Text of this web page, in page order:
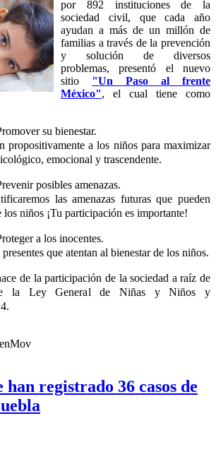
por 892 instituciones de la
sociedad civil, que cada año
ayudan a más de un millón de
familias a través de la prevención
y solución de diversos
problemas, presentó el nuevo
sitio "Un Paso al frente
México", el cual tiene como
su bienestar.
propositivamente a los niños para maximizar
emocional y trascendente.
posibles amenazas.
las amenazas futuras que pueden
los niños ¡Tu participación es importante!
a los inocentes.
que atentan al bienestar de los niños.
de la participación de la sociedad a raíz de
la Ley General de Niñas y Niños y
han registrado 36 casos de